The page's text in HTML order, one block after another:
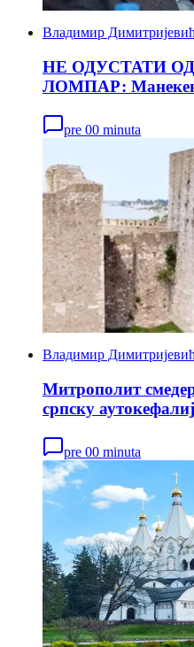
Владимир Димитријевић
НЕ ОДУСТАТИ
ЛОМПАР:
pre 00 minuta
Владимир Димитријевић
Mитрополит
српску
pre 00 minuta